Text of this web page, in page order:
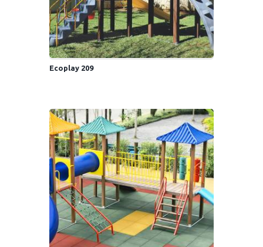
Ecoplay 209